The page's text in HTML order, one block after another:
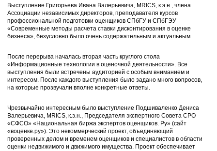
Выступление Григорьева Ивана Валерьевича, MRICS, к.э.н., члена
Ассоциации независимых директоров, преподавателя курсов
профессиональной подготовки оценщиков СПбГУ и СПбГЭУ
«Современные методы расчета ставки дисконтирования в оценке
бизнеса», безусловно было очень содержательным и актуальным.
После перерыва началась вторая часть круглого стола
«Информационные технологии в оценочной деятельности». Все
выступления были встречены аудиторией с особым вниманием и
интересом. После каждого выступления было задано много вопросов,
на которые прозвучали вполне конкретные ответы.
Чрезвычайно интересным было выступление Подшиваленко Дениса
Валерьевича, МRICS, к.э.н., Председателя экспертного Совета СРО
«СФСО» «Национальная биржа экспертов оценщиков. Ру» (сайт
«воценке.ру»). Это некоммерческий проект, объединяющий
проверенных делом и временем оценщиков и специалистов в области
оценки недвижимого и движимого имущества. Проект обеспечивает